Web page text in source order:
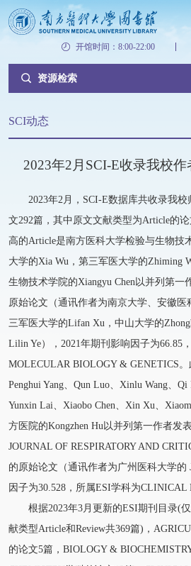
开馆时间：8:00-22:00
资源检索
SCI动态
2023年2月SCI-E收录我校
2023年2月，SCI-E数据库共收录我校
文292篇，其中原文文献类型为Article的
高的Article是南方医科大学检验与生物技
大学的Xia Wu，第三军医大学的Zhiming
生物技术学院的Xiangyu Chen以并列第一
原始论文（通讯作者为南京大学、安徽医
三军医大学的Lifan Xu，中山大学的
Lilin Ye），2021年期刊影响因子为66.85
MOLECULAR BIOLOGY & GENETICS
Penghui Yang、Qun Luo、Xinlu Wang、Qi
Yunxin Lai、Xiaobo Chen、Xin Xu、
方医院的Kongzhen Hu以并列第一作者发
JOURNAL OF RESPIRATORY AND
的原始论文（通讯作者为广州医科大学的
因子为30.528，所属ESI学科为CLINICAL
根据2023年3月更新的ESI期刊目录(仅
献类型Article和Review共369篇)，
的论文5篇，BIOLOGY &